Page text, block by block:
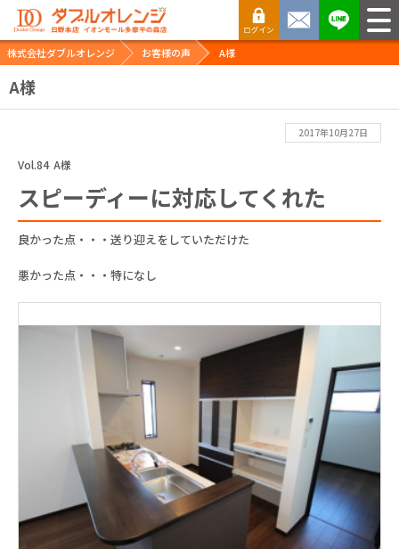
株式会社ダブルオレンジ お客様の声 A様
A様
2017年10月27日
Vol.84 A様
スピーディーに対応してくれた
良かった点・・・送り迎えをしていただけた
悪かった点・・・特になし